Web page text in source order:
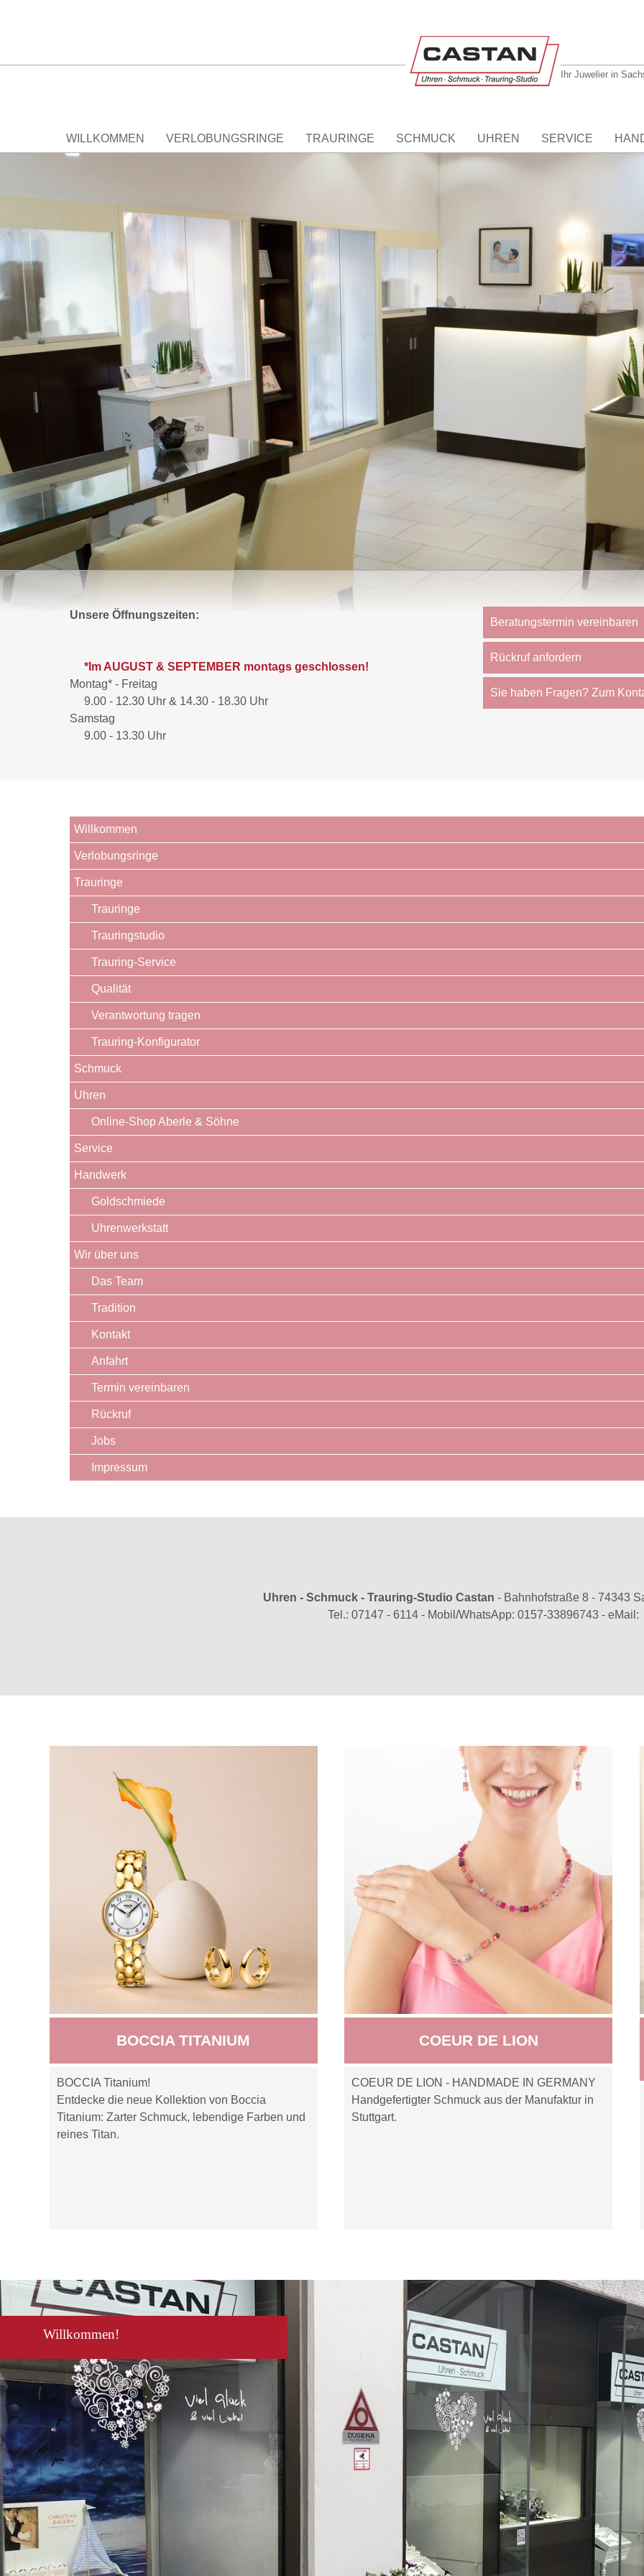
Ihr Juwelier in
WILLKOMMEN VERLOBUNGSRINGE TRAURINGE SCHMUCK UHREN SERVICE
Unsere Öffnungszeiten:
*Im AUGUST & SEPTEMBER montags geschlossen!
Montag* - Freitag
9.00 - 12.30 Uhr & 14.30 - 18.30 Uhr
Samstag
9.00 - 13.30 Uhr
Beratungstermin vereinbaren
Rückruf anfordern
Sie haben Fragen? Zum
Willkommen
Verlobungsringe
Trauringe
Trauringe
Trauringstudio
Trauring-Service
Qualität
Verantwortung tragen
Trauring-Konfigurator
Schmuck
Uhren
Online-Shop Aberle & Söhne
Service
Handwerk
Goldschmiede
Uhrenwerkstatt
Wir über uns
Das Team
Tradition
Kontakt
Anfahrt
Termin vereinbaren
Rückruf
Jobs
Impressum
Uhren - Schmuck - Trauring-Studio Castan - Bahnhofstraße 8 - 74343
Tel.: 07147 - 6114 - Mobil/WhatsApp: 0157-33896743 - eMail:
BOCCIA TITANIUM
BOCCIA Titanium!
Entdecke die neue Kollektion von Boccia
Titanium: Zarter Schmuck, lebendige Farben und
reines Titan.
COEUR DE LION
COEUR DE LION - HANDMADE IN GERMANY
Handgefertigter Schmuck aus der Manufaktur in
Stuttgart.
Willkommen!